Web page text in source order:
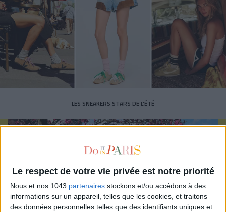
Le respect de votre vie privée est notre priorité
Nous et nos 1043 partenaires stockons et/ou accédons à des
informations sur un appareil, telles que les cookies, et traitons
des données personnelles telles que des identifiants uniques et
LES SNEAKERS STARS DE L’ÉTÉ
Inscrivez-vous à notre newsletter